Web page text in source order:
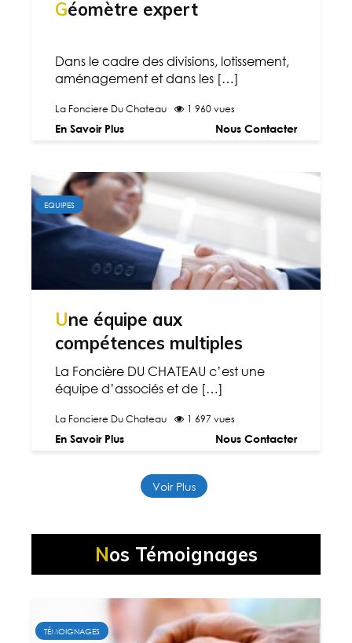
Géomètre expert
Dans le cadre des divisions, lotissement,
aménagement et dans les […]
La Fonciere Du Chateau 1 960 vues
En Savoir Plus Nous Contacter
EQUIPES
Une équipe aux
compétences multiples
La Foncière DU CHATEAU c’est une
équipe d’associés et de […]
La Fonciere Du Chateau 1 697 vues
En Savoir Plus Nous Contacter
Voir Plus
Nos Témoignages
TÉMOIGNAGES